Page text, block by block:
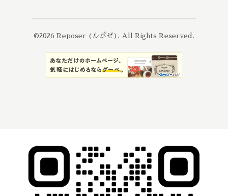
©2026 Reposer (ルポゼ) . All Rights Reserved.